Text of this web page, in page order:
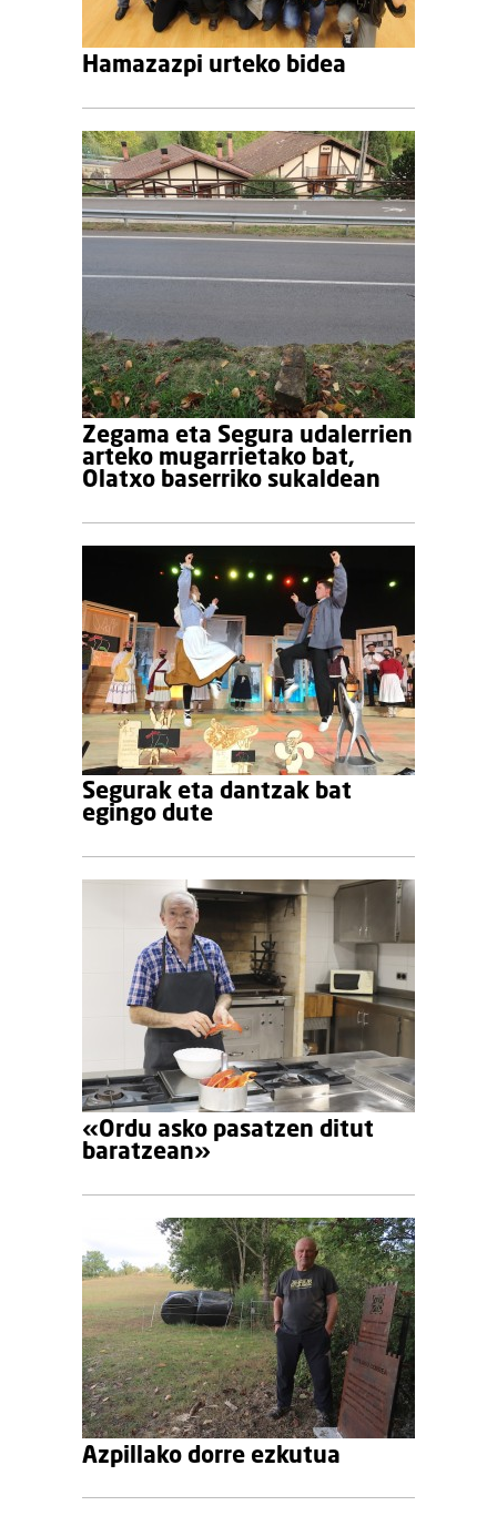
Hamazazpi urteko bidea
Zegama eta Segura udalerrien
arteko mugarrietako bat,
Olatxo baserriko sukaldean
Segurak eta dantzak bat
egingo dute
«Ordu asko pasatzen ditut
baratzean»
Azpillako dorre ezkutua